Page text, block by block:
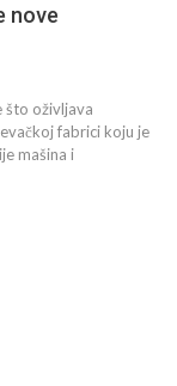
nove
što oživljava
fabrici koju je
mašina i